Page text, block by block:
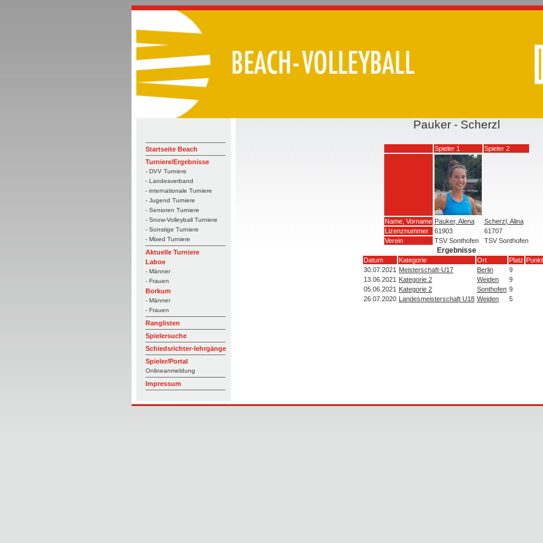
Startseite Beach
Turniere/Ergebnisse
- DVV Turniere
- Landesverband
- internationale Turniere
- Jugend Turniere
- Senioren Turniere
- Snow-Volleyball Turniere
- Sonstige Turniere
- Mixed Turniere
Aktuelle Turniere
Laboe
- Männer
- Frauen
Borkum
- Männer
- Frauen
Ranglisten
Spielersuche
Schiedsrichter-lehrgänge
Spieler/Portal
Onlineanmeldung
Impressum
Pauker - Scherzl
Spieler 1 Spieler 2
Name, Vorname Pauker, Alena
Scherzl, Alina
Lizenznummer
61903
61707
Verein
TSV Sonthofen TSV Sonthofen
Ergebnisse
Datum Kategorie Ort Platz
30.07.2021 Meisterschaft-U17 Berlin
9
13.06.2021 Kategorie 2 Weiden
9
05.06.2021 Kategorie 2 Sonthofen 9
26.07.2020 Landesmeisterschaft U18 Weiden 5